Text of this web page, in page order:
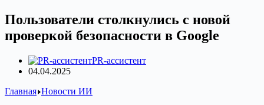
Пользователи столкнулись с новой
проверкой безопасности в Google
PR-ассистент
04.04.2025
Главная Новости ИИ